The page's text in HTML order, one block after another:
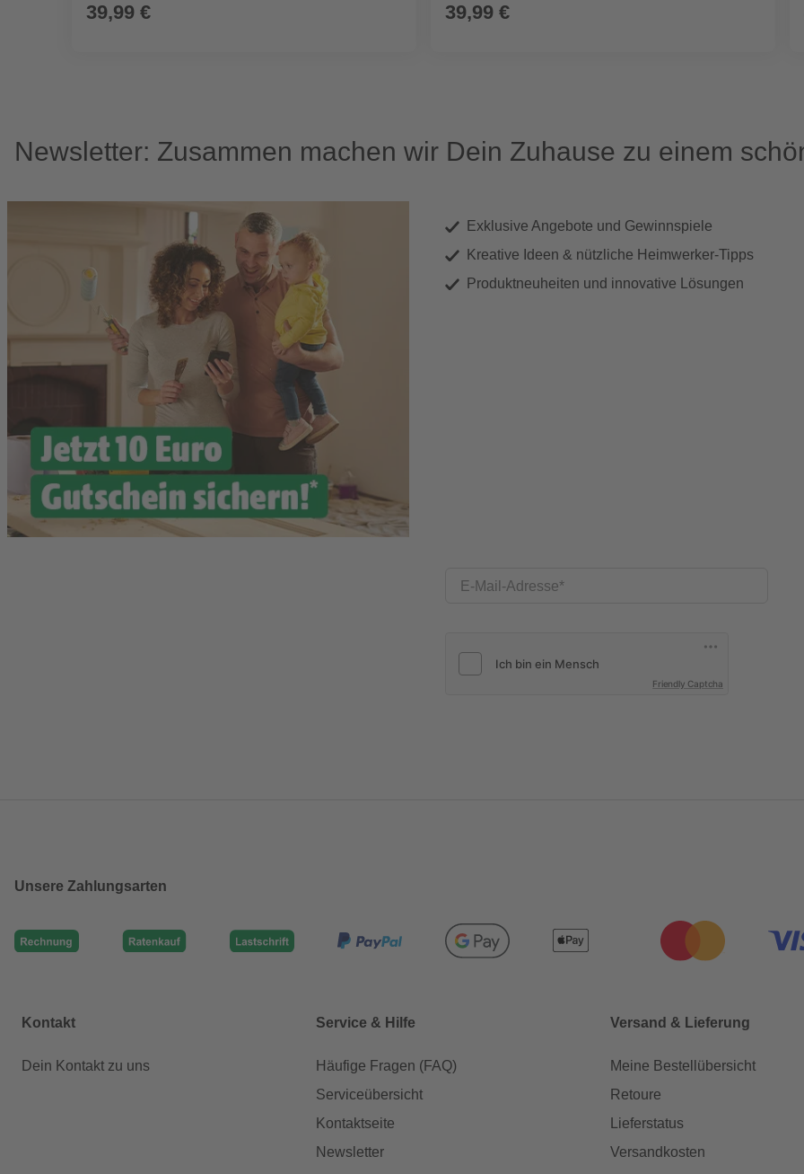
39,99 € 39,99 €
Newsletter: Zusammen machen wir Dein Zuhause zu einem
Exklusive Angebote und Gewinnspiele
Kreative Ideen & nützliche Heimwerker-Tipps
Produktneuheiten und innovative Lösungen
E-Mail-Adresse
Friendly Captcha
Unsere Zahlungsarten
Kontakt
Dein Kontakt zu uns
Service & Hilfe
Häufige Fragen (FAQ)
Serviceübersicht
Kontaktseite
Newsletter
Versand & Lieferung
Meine Bestellübersicht
Retoure
Lieferstatus
Versandkosten